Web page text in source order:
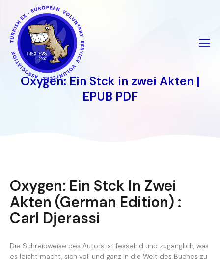
İçeriğe
geç
Oxygen: Ein Stck in zwei Akten |
EPUB PDF
Oxygen: Ein Stck In Zwei
Akten (German Edition) :
Carl Djerassi
Die Schreibweise des Autors ist fesselnd und zugänglich, was
es leicht macht, sich voll und ganz in die Welt des Buches zu